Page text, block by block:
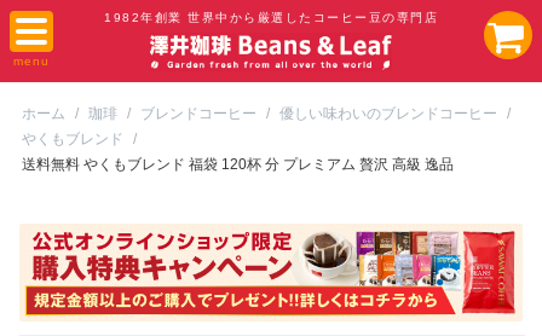
1982年創業 世界中から厳選したコーヒー豆の専門店
ホーム / 珈琲 / ブレンドコーヒー / 優しい味わいのブレンドコーヒー
/
やくもブレンド
/
送料無料 やくもブレンド 福袋 120杯 分 プレミアム 贅沢 高級 逸品